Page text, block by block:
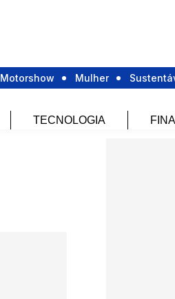
Motorshow Mulher
TECNOLOGIA